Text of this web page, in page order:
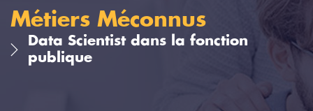
Métiers Méconnus
Data Scientist dans la fonction
publique